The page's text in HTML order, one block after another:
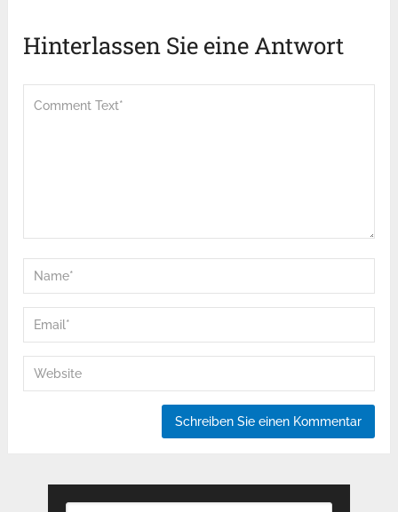
Hinterlassen Sie eine Antwort